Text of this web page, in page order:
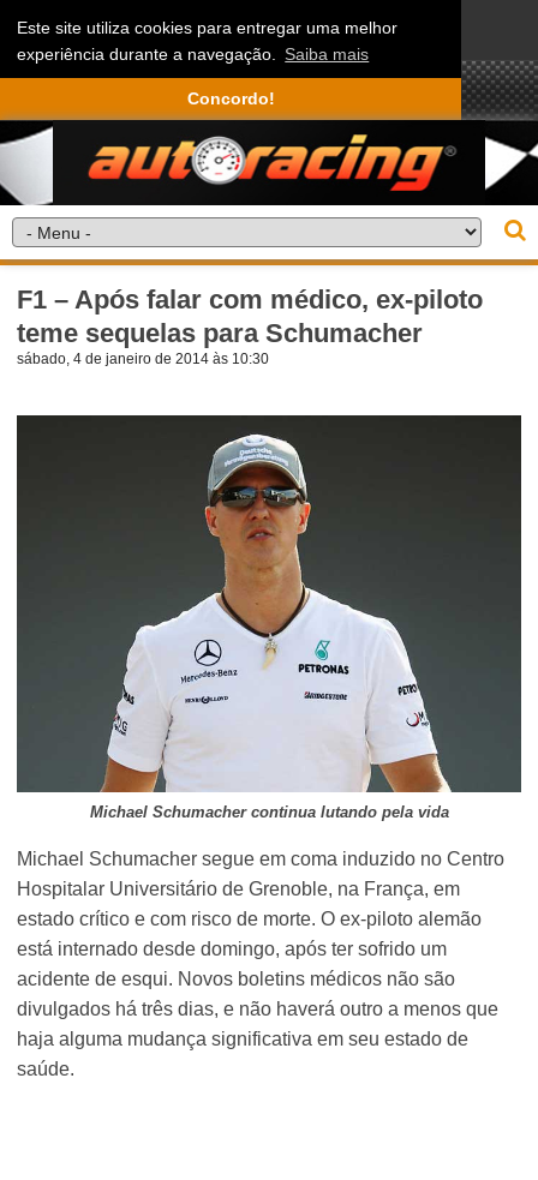
Este site utiliza cookies para entregar uma melhor
experiência durante a navegação. Saiba mais
Concordo!
F1 – Após falar com médico, ex-piloto
teme sequelas para Schumacher
sábado, 4 de janeiro de 2014 às 10:30
Michael Schumacher continua lutando pela vida
Michael Schumacher segue em coma induzido no Centro
Hospitalar Universitário de Grenoble, na França, em
estado crítico e com risco de morte. O ex-piloto alemão
está internado desde domingo, após ter sofrido um
acidente de esqui. Novos boletins médicos não são
divulgados há três dias, e não haverá outro a menos que
haja alguma mudança significativa em seu estado de
saúde.